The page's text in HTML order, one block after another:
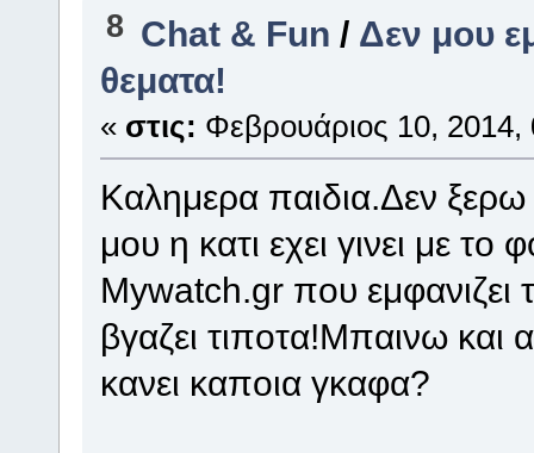
8 Chat & Fun / Δεν μου
θεματα!
« στις: Φεβρουάριος 10,
Καλημερα παιδια.Δεν
μου η κατι εχει γινει με
Mywatch.gr που
βγαζει τιποτα!Μπαινω
κανει καποια γκαφα?